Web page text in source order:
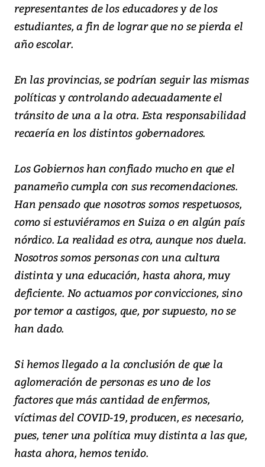
representantes de los educadores y de los
estudiantes, a fin de lograr que no se pierda el
año escolar.
En las provincias, se podrían seguir las mismas
políticas y controlando adecuadamente el
tránsito de una a la otra. Esta responsabilidad
recaería en los distintos gobernadores.
Los Gobiernos han confiado mucho en que el
panameño cumpla con sus recomendaciones.
Han pensado que nosotros somos respetuosos,
como si estuviéramos en Suiza o en algún país
nórdico. La realidad es otra, aunque nos duela.
Nosotros somos personas con una cultura
distinta y una educación, hasta ahora, muy
deficiente. No actuamos por convicciones, sino
por temor a castigos, que, por supuesto, no se
han dado.
Si hemos llegado a la conclusión de que la
aglomeración de personas es uno de los
factores que más cantidad de enfermos,
víctimas del COVID-19, producen, es necesario,
pues, tener una política muy distinta a las que,
hasta ahora, hemos tenido.